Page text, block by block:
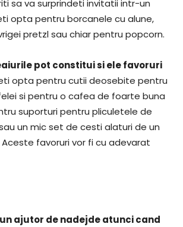
sa va surprindeti invitatii intr-un
opta pentru borcanele cu alune,
pretzl sau chiar pentru popcorn.
pot constitui si ele favoruri
opta pentru cutii deosebite pentru
si pentru o cafea de foarte buna
suporturi pentru pliculetele de
un mic set de cesti alaturi de un
favoruri vor fi cu adevarat
ajutor de nadejde atunci cand